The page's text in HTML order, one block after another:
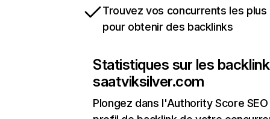
Trouvez vos concurrents les
pour obtenir des backlinks
Statistiques sur les
saatviksilver.com
Plongez dans l'Authority Score